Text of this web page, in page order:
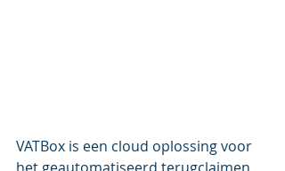
VATBox is een cloud oplossing voor